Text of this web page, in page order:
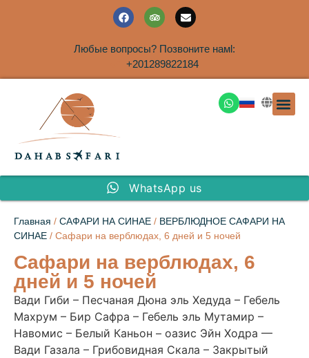
Любые вопросы? Позвоните намl:
+201289822184
WhatsApp us
Главная / САФАРИ НА СИНАЕ / ВЕРБЛЮДНОЕ САФАРИ НА
СИНАЕ / Сафари на верблюдах, 6 дней и 5 ночей
Сафари на верблюдах, 6
дней и 5 ночей
Вади Гиби – Песчаная Дюна эль Хедуда – Гебель
Махрум – Бир Сафра – Гебель эль Мутамир –
Навомис – Белый Каньон – оазис Эйн Ходра —
Вади Газала – Грибовидная Скала – Закрытый